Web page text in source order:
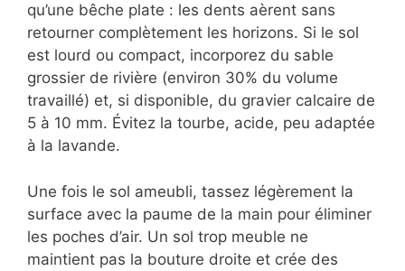
qu’une bêche plate : les dents aèrent sans
retourner complètement les horizons. Si le sol
est lourd ou compact, incorporez du sable
grossier de rivière (environ 30% du volume
travaillé) et, si disponible, du gravier calcaire de
5 à 10 mm. Évitez la tourbe, acide, peu adaptée
à la lavande.
Une fois le sol ameubli, tassez légèrement la
surface avec la paume de la main pour éliminer
les poches d’air. Un sol trop meuble ne
maintient pas la bouture droite et crée des